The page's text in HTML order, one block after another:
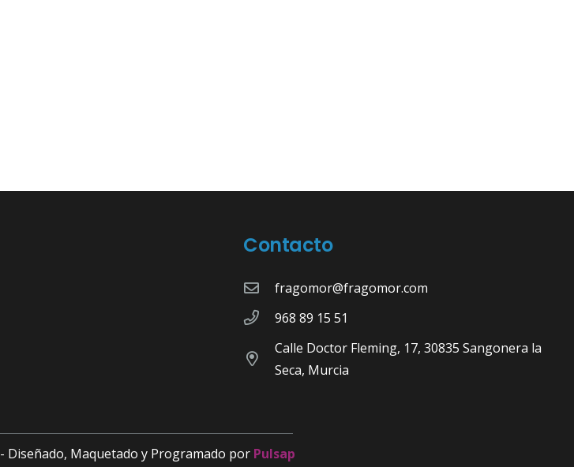
Contacto
fragomor@fragomor.com
968 89 15 51
Calle Doctor Fleming, 17, 30835 Sangonera la
Seca, Murcia
- Diseñado, Maquetado y Programado por Pulsap